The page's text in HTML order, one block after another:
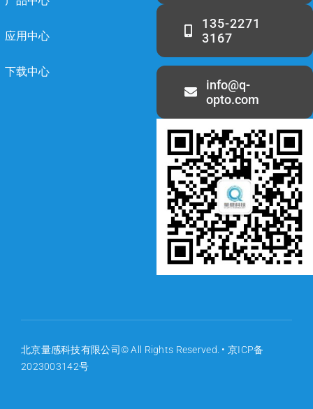
应用中心
下载中心
135-2271
3167
info@q-
opto.com
北京量感科技有限公司© All Rights Reserved. • 京ICP备
2023003142号